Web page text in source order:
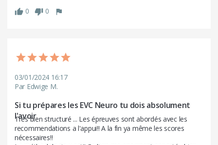
0
0
03/01/2024 16:17
Par Edwige M.
Si tu prépares les EVC Neuro tu dois absolument
l'avoir
Tres bien structuré ... Les épreuves sont abordés avec les
recommendations a l'appui!! A la fin ya même les scores
nécessaires!!